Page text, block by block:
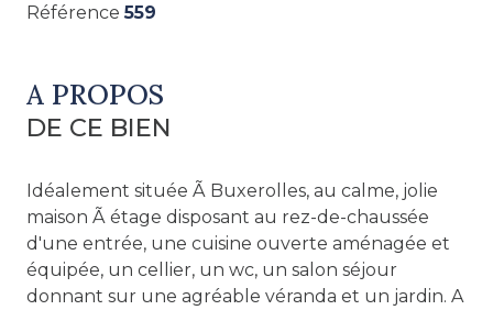
Référence559
A PROPOS
DE CE BIEN
Idéalement située Ã Buxerolles, au calme, jolie
maison Ã étage disposant au rez-de-chaussée
d'une entrée, une cuisine ouverte aménagée et
équipée, un cellier, un wc, un salon séjour
donnant sur une agréable véranda et un jardin. A